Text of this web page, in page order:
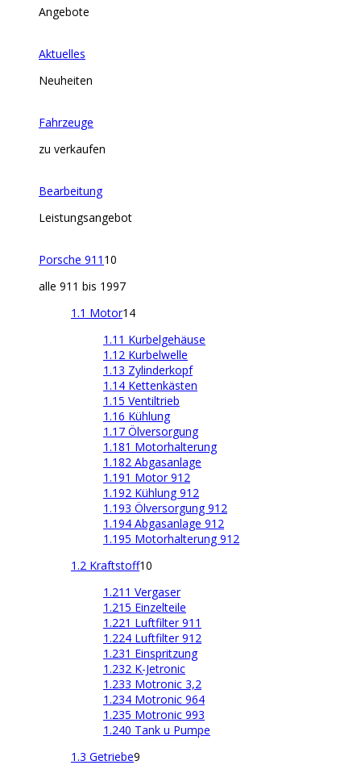
Angebote
Aktuelles
Neuheiten
Fahrzeuge
zu verkaufen
Bearbeitung
Leistungsangebot
Porsche 911 10
alle 911 bis 1997
1.1 Motor14
1.11 Kurbelgehäuse
1.12 Kurbelwelle
1.13 Zylinderkopf
1.14 Kettenkästen
1.15 Ventiltrieb
1.16 Kühlung
1.17 Ölversorgung
1.181 Motorhalterung
1.182 Abgasanlage
1.191 Motor 912
1.192 Kühlung 912
1.193 Ölversorgung 912
1.194 Abgasanlage 912
1.195 Motorhalterung 912
1.2 Kraftstoff10
1.211 Vergaser
1.215 Einzelteile
1.221 Luftfilter 911
1.224 Luftfilter 912
1.231 Einspritzung
1.232 K-Jetronic
1.233 Motronic 3,2
1.234 Motronic 964
1.235 Motronic 993
1.240 Tank u Pumpe
1.3 Getriebe9